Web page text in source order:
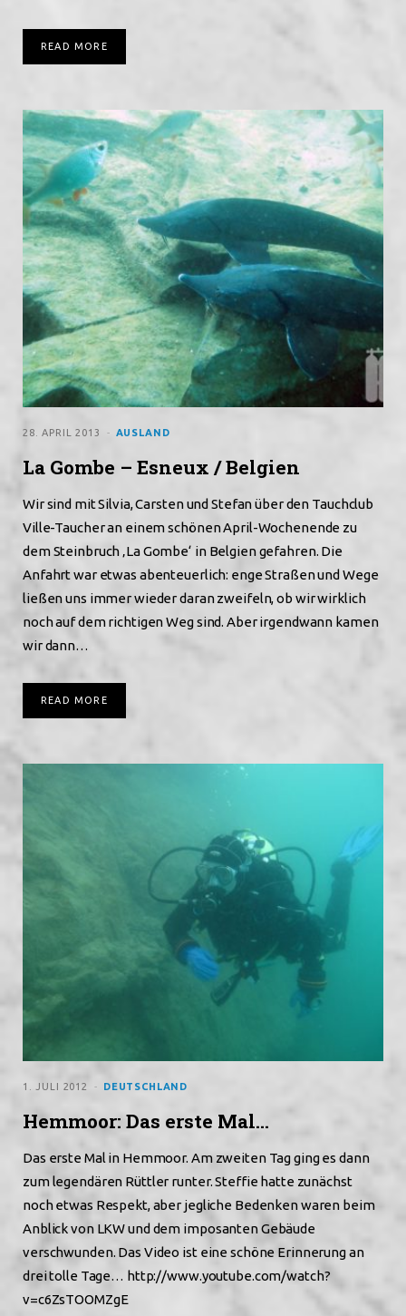
READ MORE
AUSLAND
28. APRIL 2013
La Gombe – Esneux / Belgien
Wir sind mit Silvia, Carsten und Stefan über den Tauchclub
Ville-Taucher an einem schönen April-Wochenende zu
dem Steinbruch ‚La Gombe‘ in Belgien gefahren. Die
Anfahrt war etwas abenteuerlich: enge Straßen und Wege
ließen uns immer wieder daran zweifeln, ob wir wirklich
noch auf dem richtigen Weg sind. Aber irgendwann kamen
wir dann…
READ MORE
DEUTSCHLAND
1. JULI 2012
Hemmoor: Das erste Mal…
Das erste Mal in Hemmoor. Am zweiten Tag ging es dann
zum legendären Rüttler runter. Steffie hatte zunächst
noch etwas Respekt, aber jegliche Bedenken waren beim
Anblick von LKW und dem imposanten Gebäude
verschwunden. Das Video ist eine schöne Erinnerung an
drei tolle Tage… http://www.youtube.com/watch?
v=c6ZsTOOMZgE